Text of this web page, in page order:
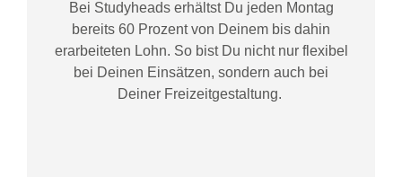
Bei Studyheadserhältst Du jeden Montag
bereits 60 Prozent von Deinem bis dahin
erarbeiteten Lohn. So bist Du nicht nur flexibel
bei Deinen Einsätzen, sondern auch bei
DeinerFreizeitgestaltung.